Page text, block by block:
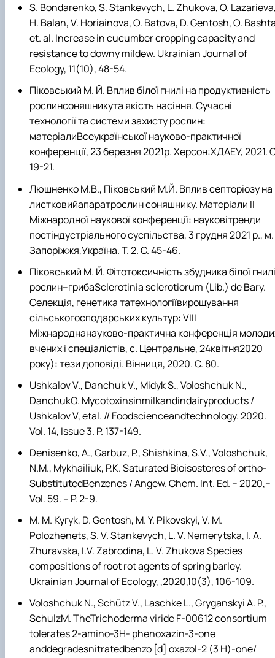
S. Bondarenko, S. Stankevych, L. Zhukova, O.
H. Balan, V. Horiainova, O. Batova, D. Gentosh, O.
et. al. Increase in cucumber cropping capacity and
resistance to downy mildew. Ukrainian Journal of
Ecology, 11(10), 48-54.
Піковський М. Й. Вплив білої гнилі на продуктивність
рослинсоняшникута якість насіння. Сучасні
технології та системи захисту рослин:
матеріалиВсеукраїнської науково-практичної
конференції, 23 березня 2021р. Херсон:ХДАЕУ, 2021.
19-21.
Люшненко М.В., Піковський М.Й. Вплив септоріозу на
листковийапаратрослин соняшнику. Матеріали II
Міжнародної наукової конференції: науковітренди
постіндустріального суспільства, 3 грудня 2021 р., м.
Запоріжжя,Україна. Т. 2. С. 45-46.
Піковський М. Й. Фітотоксичність збудника білої гнилі
рослин–грибаSclerotinia sclerotiorum (Lib.) de Bary.
Селекція, генетика татехнологіївирощування
сільськогосподарських культур: VIIІ
Міжнароднанауково-практична конференція
вчених і спеціалістів, с. Центральне, 24квітня2020
року): тези доповіді. Вінниця, 2020. С. 80.
Ushkalov V., Danchuk V., Midyk S., Voloshchuk N.,
DanchukO. Mycotoxinsinmilkandindairyproducts /
Ushkalov V, etal. // Foodscienceandtechnology. 2020.
Vol. 14, Issue 3. P. 137-149.
Denisenko, A., Garbuz, P., Shishkina, S.V., Voloshchuk,
N.M., Mykhailiuk, P.K. Saturated Bioisosteres of ortho-
SubstitutedBenzenes / Angew. Chem. Int. Ed. – 2020,–
Vol. 59. – P. 2-9.
M. M. Kyryk, D. Gentosh, M. Y. Pikovskyi, V. M.
Polozhenets, S. V. Stankevych, L. V. Nemerytska, I. A.
Zhuravska, I.V. Zabrodina, L. V. Zhukova Species
compositions of root rot agents of spring barley.
Ukrainian Journal of Ecology, ,2020,10(3), 106-109.
Voloshchuk N., Schütz V., Laschke L., Gryganskyi A. P.,
SchulzM. TheTrichoderma viride F-00612 consortium
tolerates 2-amino-3H- phenoxazin-3-one
anddegradesnitratedbenzo [d] oxazol-2 (3 H)-one/